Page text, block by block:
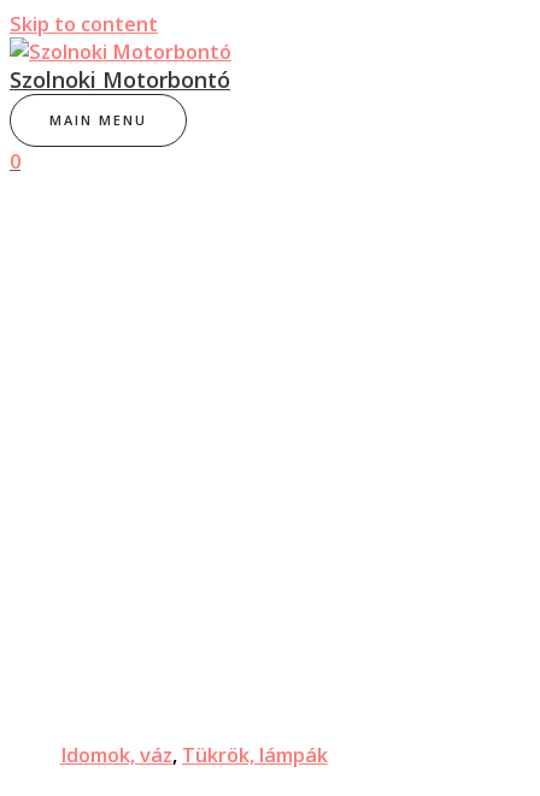
Skip to content
Szolnoki Motorbontó
MAIN MENU
0
Idomok, váz, Tükrök, lámpák